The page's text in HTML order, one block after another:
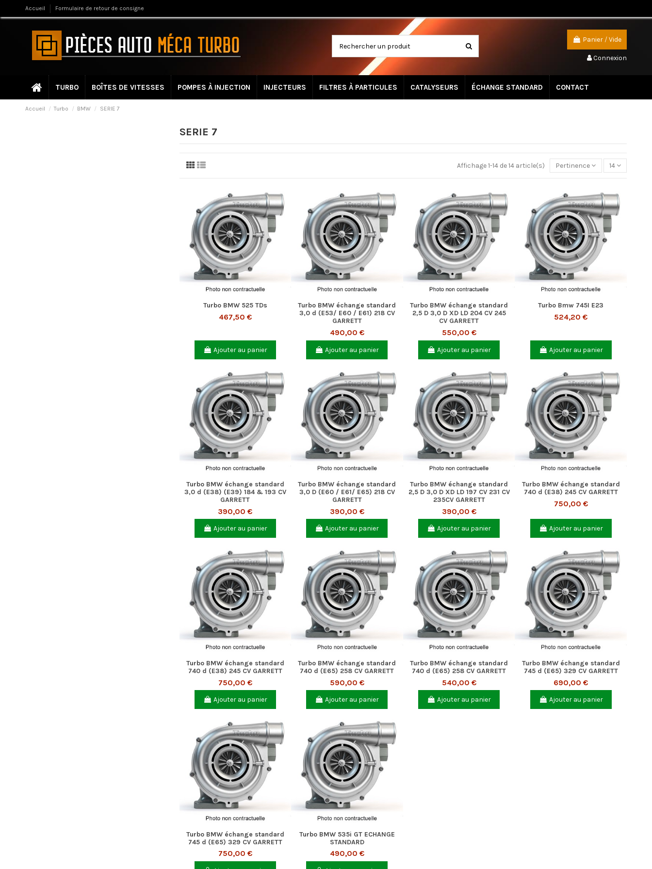
Accueil Formulaire de retour de consigne
Panier /Vide
Connexion
TURBO BOÎTES DE VITESSES POMPES À INJECTION INJECTEURS FILTRES À PARTICULES CATALYSEURS ÉCHANGE STANDARD CONTACT
Accueil Turbo BMW SERIE 7
SERIE 7
Affichage 1-14 de 14 article(s) Pertinence 14
Turbo BMW 525 TDs
467,50 €
Ajouter au panier
Turbo BMW échange standard
3,0 d (E53/ E60 / E61) 218 CV
GARRETT
490,00 €
Ajouter au panier
Turbo BMW échange standard
2,5 D 3,0 D XD LD 204 CV 245
CV GARRETT
550,00 €
Ajouter au panier
Turbo Bmw 745I E23
524,20 €
Ajouter au panier
Turbo BMW échange standard
3,0 d (E38) (E39) 184 & 193 CV
GARRETT
390,00 €
Ajouter au panier
Turbo BMW échange standard
3,0 D (E60 / E61/ E65) 218 CV
GARRETT
390,00 €
Ajouter au panier
Turbo BMW échange standard
2,5 D 3,0 D XD LD 197 CV 231 CV
235CV GARRETT
390,00 €
Ajouter au panier
Turbo BMW échange standard
740 d (E38) 245 CV GARRETT
750,00 €
Ajouter au panier
Turbo BMW échange standard
740 d (E38) 245 CV GARRETT
750,00 €
Ajouter au panier
Turbo BMW échange standard
740 d (E65) 258 CV GARRETT
590,00 €
Ajouter au panier
Turbo BMW échange standard
740 d (E65) 258 CV GARRETT
540,00 €
Ajouter au panier
Turbo BMW échange standard
745 d (E65) 329 CV GARRETT
690,00 €
Ajouter au panier
Turbo BMW échange standard
745 d (E65) 329 CV GARRETT
750,00 €
Turbo BMW 535i GT ECHANGE
STANDARD
490,00 €